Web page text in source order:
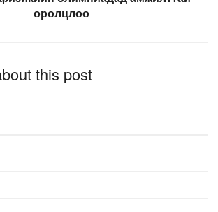
оролцлоо
this post